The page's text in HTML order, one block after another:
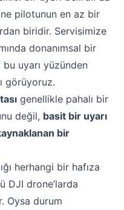
pilotunun en az bir
biridir. Servisimize
donanımsal bir
bu uyarı yüzünden
görüyoruz.
genellikle pahalı bir
değil, basit bir uyarı
bir
herhangi bir hafıza
DJI drone’larda
Oysa durum